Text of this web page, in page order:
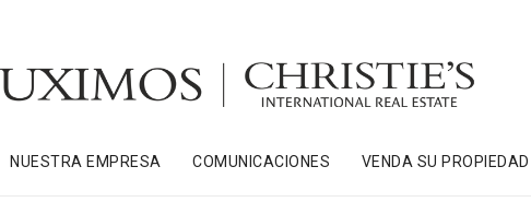
NUESTRA EMPRESA COMUNICACIONES VENDA SU PROPIEDAD